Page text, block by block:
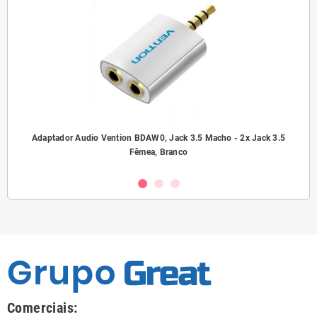
Adaptador Audio Vention BDAW0, Jack 3.5 Macho - 2x Jack 3.5
Fêmea, Branco
Comerciais: